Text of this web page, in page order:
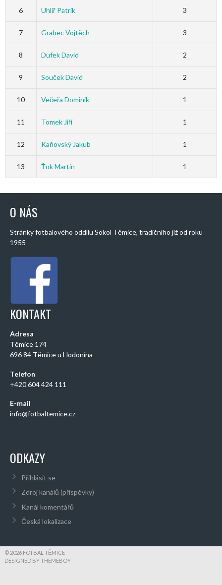
6 Uhlíř Patrik 3
7 Grabec Vojtěch 3
8 Dufek David 2
9 Souček David 2
10 Večeřa Dominik 1
11 Tomek Jiří 1
12 Kaňovský Jakub 1
13 Ťok Martin 1
O NÁS
Stránky fotbalového oddílu Sokol Těmice, tradičního již od roku
1955
KONTAKT
Adresa
Těmice 174
696 84 Těmice u Hodonína
Telefon
+420 604 424 111
E-mail
info@fotbaltemice.cz
ODKAZY
Přihlásit se
Zdroj kanálů (příspěvky)
Kanál komentářů
Česká lokalizace
© 2026 FOTBAL TĚMICE
DESIGNED BY THEMEBOY